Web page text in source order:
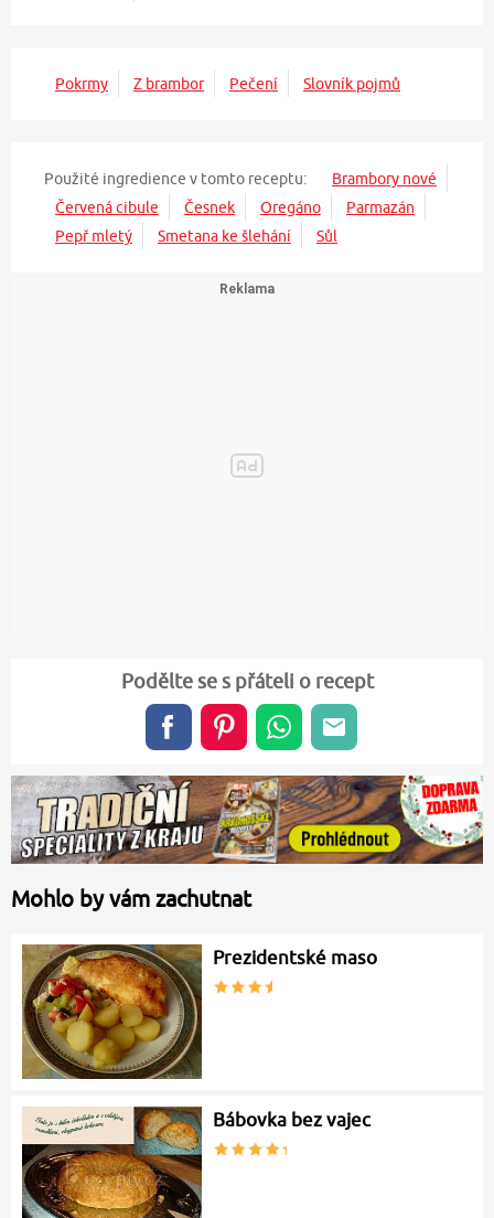
Pokrmy Z brambor Pečení Slovník pojmů
Použité ingredience v tomto receptu:
Brambory nové
Červená cibule
Česnek Oregáno
Parmazán
Pepř mletý
Smetana ke šlehání Sůl
Podělte se s přáteli o recept
Mohlo by vám zachutnat
Prezidentské maso
Bábovka bez vajec